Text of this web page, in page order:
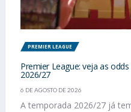
PREMIER LEAGUE
Premier League: veja as
2026/27
6 DE AGOSTO DE 2026
A temporada 2026/27 já